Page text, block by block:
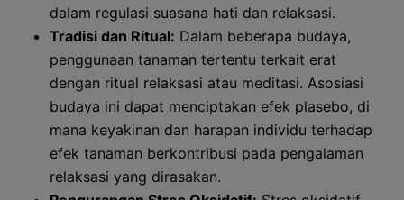
dalam regulasi suasana hati dan relaksasi.
Tradisi dan Ritual: Dalam beberapa budaya,
penggunaan tanaman tertentu terkait erat
dengan ritual relaksasi atau meditasi. Asosiasi
budaya ini dapat menciptakan efek plasebo, di
mana keyakinan dan harapan individu terhadap
efek tanaman berkontribusi pada pengalaman
relaksasi yang dirasakan.